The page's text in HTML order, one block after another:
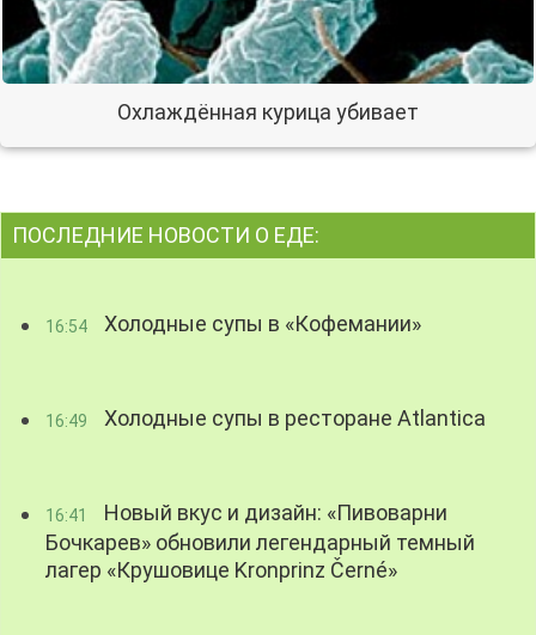
Охлаждённая курица убивает
ПОСЛЕДНИЕ НОВОСТИ О ЕДЕ:
16:54 Холодные супы в «Кофемании»
16:49 Холодные супы в ресторане Atlantica
16:41
Новый вкус и дизайн: «Пивоварни
Бочкарев» обновили легендарный темный
лагер «Крушовице Kronprinz Černé»